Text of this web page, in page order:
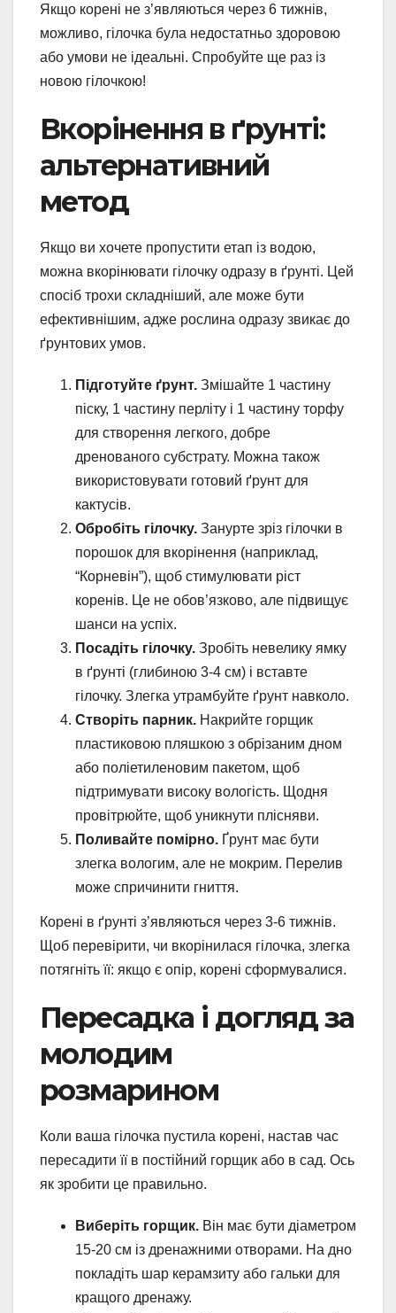
Якщо корені не з’являються через 6 тижнів,
можливо, гілочка була недостатньо здоровою
або умови не ідеальні. Спробуйте ще раз із
новою гілочкою!
Вкорінення в ґрунті:
альтернативний
метод
Якщо ви хочете пропустити етап із водою,
можна вкорінювати гілочку одразу в ґрунті. Цей
спосіб трохи складніший, але може бути
ефективнішим, адже рослина одразу звикає до
ґрунтових умов.
Підготуйте ґрунт. Змішайте 1 частину
піску, 1 частину перліту і 1 частину торфу
для створення легкого, добре
дренованого субстрату. Можна також
використовувати готовий ґрунт для
кактусів.
Обробіть гілочку. Занурте зріз гілочки в
порошок для вкорінення (наприклад,
“Корневін”), щоб стимулювати ріст
коренів. Це не обов’язково, але підвищує
шанси на успіх.
Посадіть гілочку. Зробіть невелику ямку
в ґрунті (глибиною 3-4 см) і вставте
гілочку. Злегка утрамбуйте ґрунт навколо.
Створіть парник. Накрийте горщик
пластиковою пляшкою з обрізаним дном
або поліетиленовим пакетом, щоб
підтримувати високу вологість. Щодня
провітрюйте, щоб уникнути плісняви.
Поливайте помірно. Ґрунт має бути
злегка вологим, але не мокрим. Перелив
може спричинити гниття.
Корені в ґрунті з’являються через 3-6 тижнів.
Щоб перевірити, чи вкорінилася гілочка, злегка
потягніть її: якщо є опір, корені сформувалися.
Пересадка і догляд за
молодим
розмарином
Коли ваша гілочка пустила корені, настав час
пересадити її в постійний горщик або в сад. Ось
як зробити це правильно.
Виберіть горщик. Він має бути діаметром
15-20 см із дренажними отворами. На дно
покладіть шар керамзиту або гальки для
кращого дренажу.